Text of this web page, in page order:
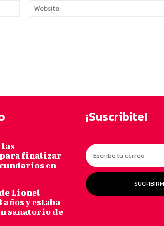
Email:*
las
finalizar
en
Lionel
y estaba
sanatorio de
¡Suscribite!